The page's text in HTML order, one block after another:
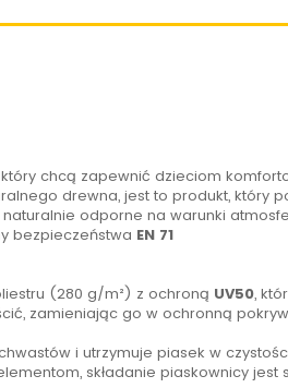
chcą zapewnić dzieciom
drewna, jest to produkt, który
odporne na warunki
bezpieczeństwa EN 71
(280 g/m²) z ochroną UV50,
zamieniając go w ochronną
i utrzymuje piasek w
składanie piaskownicy jest